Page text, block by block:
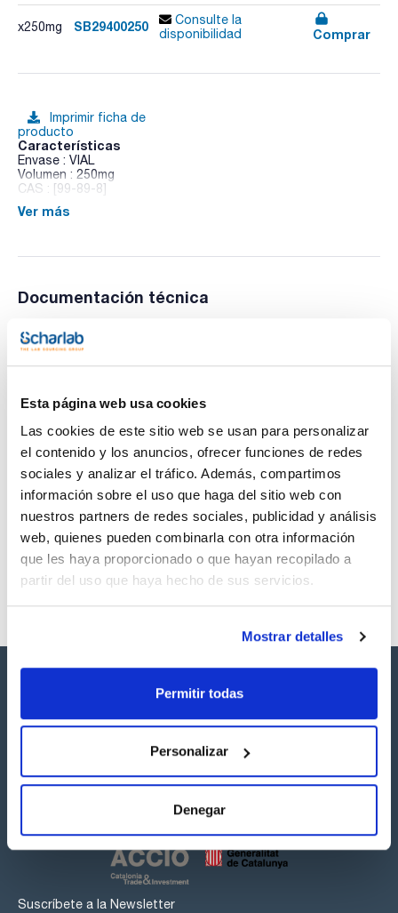
Esta página web usa cookies
Las cookies de este sitio web se usan para personalizar
el contenido y los anuncios, ofrecer funciones de redes
sociales y analizar el tráfico. Además, compartimos
información sobre el uso que haga del sitio web con
nuestros partners de redes sociales, publicidad y análisis
web, quienes pueden combinarla con otra información
que les haya proporcionado o que hayan recopilado a
partir del uso que haya hecho de sus servicios.
Mostrar detalles
Permitir todas
Personalizar
Denegar
x250mg SB29400250
Consulte la
disponibilidad
Comprar
Imprimir ficha de
producto
Características
Envase : VIAL
Volumen : 250mg
CAS : [99-89-8]
4-Isopropylphenol
Ver más
Documentación técnica
TDS / Ficha técnica
Regístrate para
Regístrate para
descargas
productos marca Scharlau habitualmente en stock,
listos para una entrega inmediata.
Suscríbete a la Newsletter